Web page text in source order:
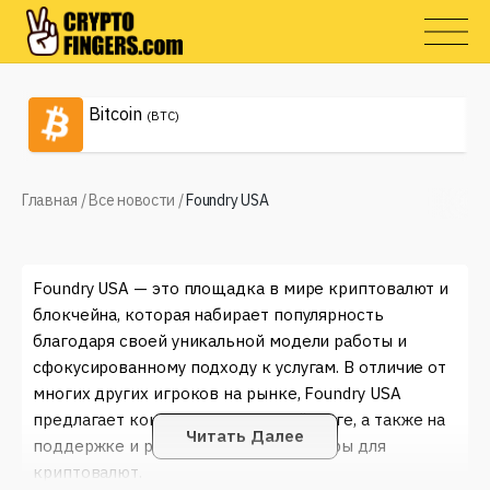
Bitcoin (BTC)
Главная /Все новости /Foundry USA
Foundry USA — это площадка в мире криптовалют и
блокчейна, которая набирает популярность
благодаря своей уникальной модели работы и
сфокусированному подходу к услугам. В отличие от
многих других игроков на рынке, Foundry USA
предлагает концентрацию на майнинге, а также на
поддержке и развитии инфраструктуры для
криптовалют.
Читать Далее